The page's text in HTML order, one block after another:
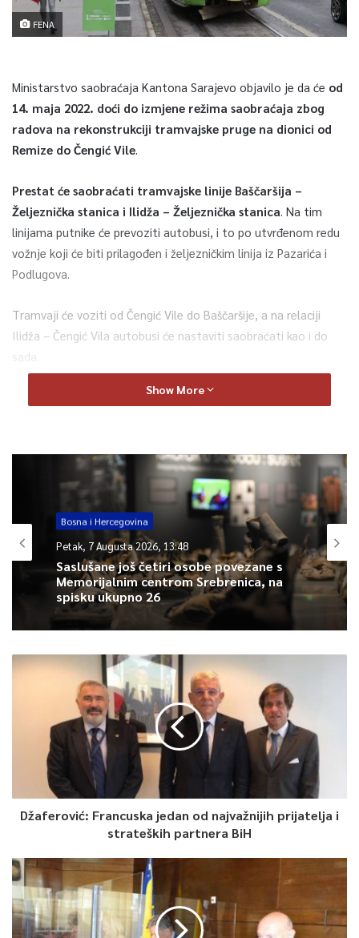
FENA
Ministarstvo saobraćaja Kantona Sarajevo objavilo je da će od
14. maja 2022. doći do izmjene režima saobraćaja zbog
radova na rekonstrukciji tramvajske pruge na dionici od
Remize do Čengić Vile
Prestat će saobraćati tramvajske linije Baščaršija –
Željeznička stanica i Ilidža – Željeznička stanica . Na tim
linijama putnike će prevoziti autobusi, i to po utvrđenom redu
vožnje koji će biti prilagođen i željezničkim linija iz Pazarića i
Podlugova.
Tramvaji će voziti od Čengić Vile do Baščaršije, a na relaciji
Ilidža – Čengić Vila autobusi će nastaviti saobraćati kao i do
sada.
Kuponi će, kao i u ranijem periodu, važiti kod oba prevoznika,
0
Article Rating
Show More
Bosna i Hercegovina
Petak, 7 Augusta 2026, 13:48
Saslušane još četiri osobe povezane s
Memorijalnim centrom Srebrenica, na
spisku ukupno 26
Džaferović: Francuska jedan od najvažnijih prijatelja i
strateških partnera BiH